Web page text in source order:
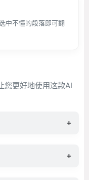
中不懂的段落即可翻
您更好地使用这款AI
+
+